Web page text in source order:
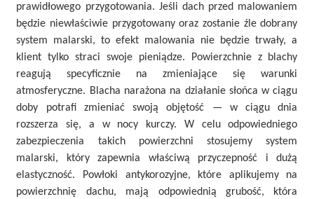
prawidłowego przygotowania. Jeśli dach przed malowaniem
będzie niewłaściwie przygotowany oraz zostanie źle dobrany
system malarski, to efekt malowania nie będzie trwały, a
klient tylko straci swoje pieniądze. Powierzchnie z blachy
reagują specyficznie na zmieniające się warunki
atmosferyczne. Blacha narażona na działanie słońca w ciągu
doby potrafi zmieniać swoją objętość — w ciągu dnia
rozszerza się, a w nocy kurczy. W celu odpowiedniego
zabezpieczenia takich powierzchni stosujemy system
malarski, który zapewnia właściwą przyczepność i dużą
elastyczność. Powłoki antykorozyjne, które aplikujemy na
powierzchnię dachu, mają odpowiednią grubość, która